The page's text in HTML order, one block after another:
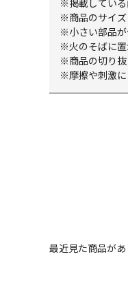
※掲載している
※商品のサイズ
※小さい部品が
※火のそばに置
※商品の切り抜
※摩擦や刺激に
最近見た商品があ